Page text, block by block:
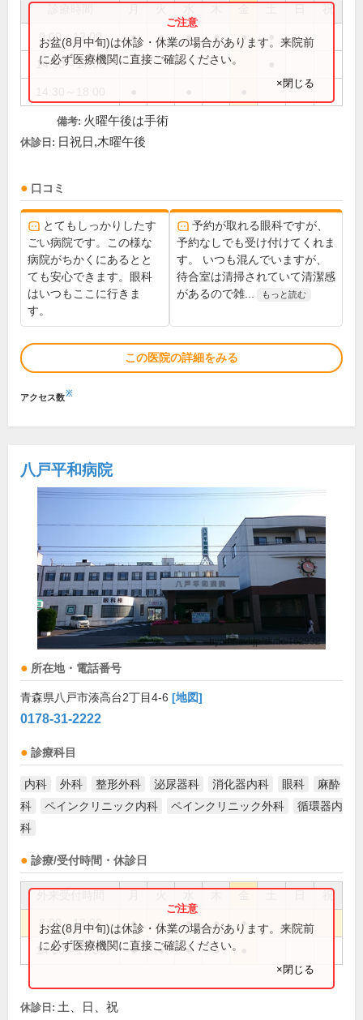
祝
9:00～12:00 ● ● ● ● ●
14:30～17:00
お盆(8月中旬)は休診・休業の場合があります。来院前
に必ず医療機関に直接ご確認ください。
×閉じる
備考: 火曜午後は手術
休診日: 日祝日,木曜午後
口コミ
とてもしっかりしたす
ごい病院です。この様な
病院がちかくにあるとと
ても安心できます。眼科
はいつもここに行きま
す。
予約が取れる眼科ですが、
予約なしでも受け付けてくれま
す。 いつも混んでいますが、
待合室は清掃されていて清潔感
があるので雑...
もっと読む
この医院の詳細をみる
アクセス数※
八戸平和病院
所在地・電話番号
青森県八戸市湊高台2丁目4-6 [地図]
0178-31-2222
診療科目
内科 外科 整形外科 泌尿器科 消化器内科 眼科
麻酔
科
ペインクリニック内科 ペインクリニック外科
循環器内
科
診療/受付時間・休診日
祝
8:00～12:00 ● ● ● ● ●
14:00～17:00 ● ● ● ●
お盆(8月中旬)は休診・休業の場合があります。来院前
に必ず医療機関に直接ご確認ください。
×閉じる
休診日: 土、日、祝